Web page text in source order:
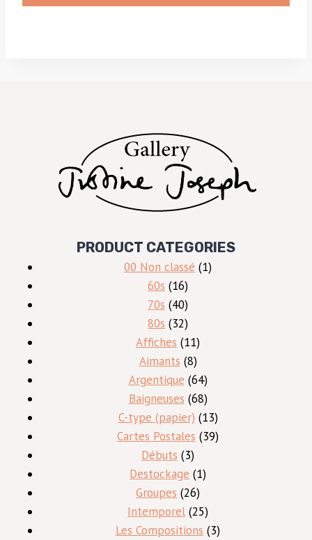
PRODUCT CATEGORIES
00 Non classé 11
60s 1616
produits
70s 4040
produits
80s 3232
produits
Affiches 1111
produits
Aimants 88
produits
Argentique 6464
produits
Baigneuses 6868
produits
C-type (papier) 1313
produits
Cartes Postales 3939
Débuts 33
produits
Destockage 11
Groupes 2626
produits
Intemporel 2525
produits
Les Compositions 33